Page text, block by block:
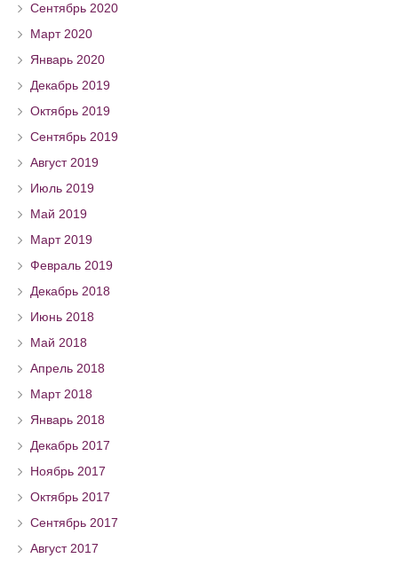
Сентябрь 2020
Март 2020
Январь 2020
Декабрь 2019
Октябрь 2019
Сентябрь 2019
Август 2019
Июль 2019
Май 2019
Март 2019
Февраль 2019
Декабрь 2018
Июнь 2018
Май 2018
Апрель 2018
Март 2018
Январь 2018
Декабрь 2017
Ноябрь 2017
Октябрь 2017
Сентябрь 2017
Август 2017